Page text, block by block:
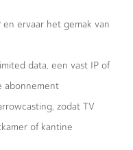
en ervaar het gemak van
data, een vast IP of
abonnement
zodat TV
of kantine